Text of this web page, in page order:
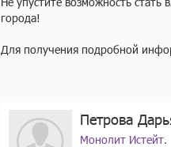
города!
Для получения подробной
Петрова
Монолит Истейт.